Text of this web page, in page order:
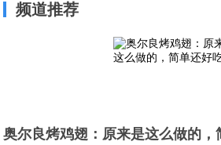
频道推荐
奥尔良烤鸡翅：原来是这么做的，